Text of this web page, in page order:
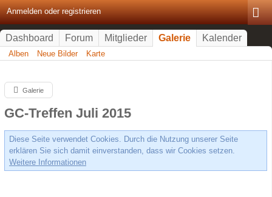
Anmelden oder registrieren
Dashboard Forum Mitglieder Galerie Kalender
Alben Neue Bilder Karte
Galerie
GC-Treffen Juli 2015
Diese Seite verwendet Cookies. Durch die Nutzung unserer Seite
erklären Sie sich damit einverstanden, dass wir Cookies setzen.
Weitere Informationen